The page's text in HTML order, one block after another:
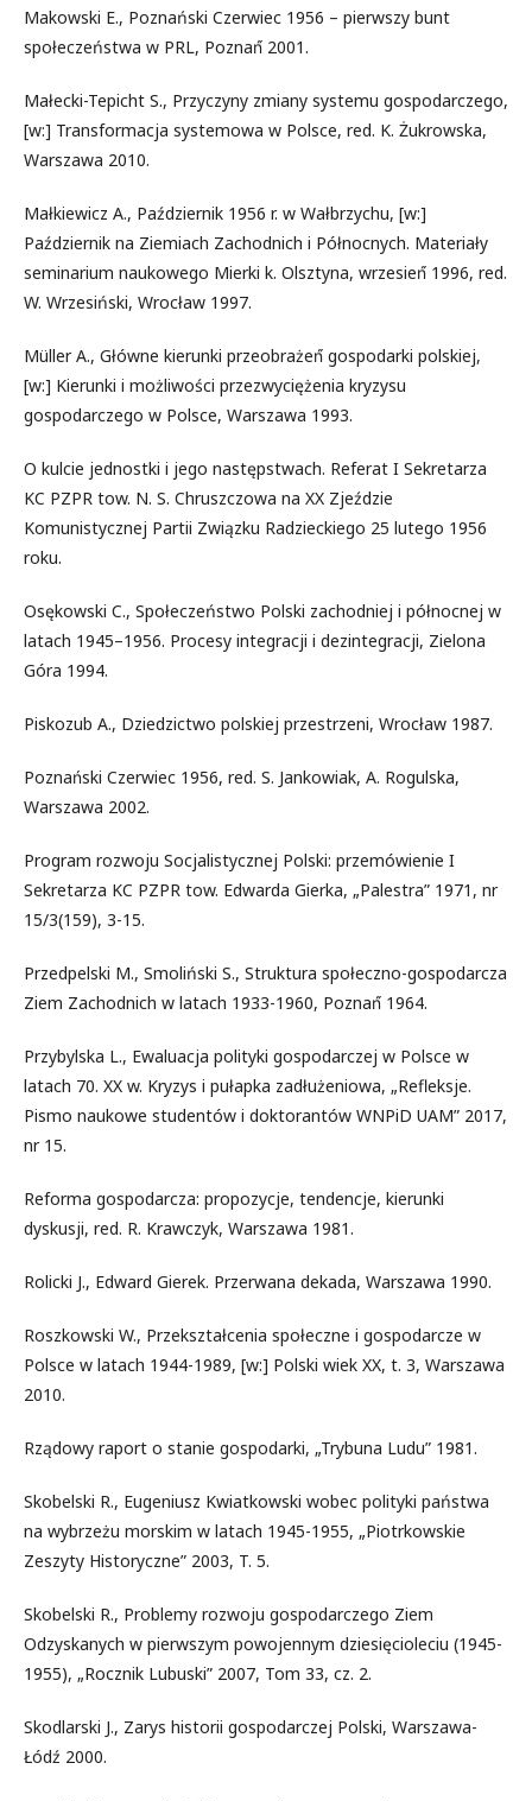
Makowski E., Poznański Czerwiec 1956 – pierwszy bunt
społeczeństwa w PRL, Poznań́ 2001.
Małecki-Tepicht S., Przyczyny zmiany systemu gospodarczego,
[w:] Transformacja systemowa w Polsce, red. K. Żukrowska,
Warszawa 2010.
Małkiewicz A., Październik 1956 r. w Wałbrzychu, [w:]
Październik na Ziemiach Zachodnich i Północnych. Materiały
seminarium naukowego Mierki k. Olsztyna, wrzesień́ 1996, red.
W. Wrzesiński, Wrocław 1997.
Müller A., Główne kierunki przeobrażeń́ gospodarki polskiej,
[w:] Kierunki i możliwości przezwyciężenia kryzysu
gospodarczego w Polsce, Warszawa 1993.
O kulcie jednostki i jego następstwach. Referat I Sekretarza
KC PZPR tow. N. S. Chruszczowa na XX Zjeździe
Komunistycznej Partii Związku Radzieckiego 25 lutego 1956
roku.
Osękowski C., Społeczeństwo Polski zachodniej i północnej w
latach 1945–1956. Procesy integracji i dezintegracji, Zielona
Góra 1994.
Piskozub A., Dziedzictwo polskiej przestrzeni, Wrocław 1987.
Poznański Czerwiec 1956, red. S. Jankowiak, A. Rogulska,
Warszawa 2002.
Program rozwoju Socjalistycznej Polski: przemówienie I
Sekretarza KC PZPR tow. Edwarda Gierka, „Palestra” 1971, nr
15/3(159), 3-15.
Przedpelski M., Smoliński S., Struktura społeczno-gospodarcza
Ziem Zachodnich w latach 1933-1960, Poznań́ 1964.
Przybylska L., Ewaluacja polityki gospodarczej w Polsce w
latach 70. XX w. Kryzys i pułapka zadłużeniowa, „Refleksje.
Pismo naukowe studentów i doktorantów WNPiD UAM” 2017,
nr 15.
Reforma gospodarcza: propozycje, tendencje, kierunki
dyskusji, red. R. Krawczyk, Warszawa 1981.
Rolicki J., Edward Gierek. Przerwana dekada, Warszawa 1990.
Roszkowski W., Przekształcenia społeczne i gospodarcze w
Polsce w latach 1944-1989, [w:] Polski wiek XX, t. 3, Warszawa
2010.
Rządowy raport o stanie gospodarki, „Trybuna Ludu” 1981.
Skobelski R., Eugeniusz Kwiatkowski wobec polityki państwa
na wybrzeżu morskim w latach 1945-1955, „Piotrkowskie
Zeszyty Historyczne” 2003, T. 5.
Skobelski R., Problemy rozwoju gospodarczego Ziem
Odzyskanych w pierwszym powojennym dziesięcioleciu (1945-
1955), „Rocznik Lubuski” 2007, Tom 33, cz. 2.
Skodlarski J., Zarys historii gospodarczej Polski, Warszawa-
Łódź 2000.